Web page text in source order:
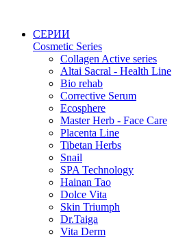
СЕРИИ
Cosmetic Series
Collagen Active series
Altai Sacral - Health Line
Bio rehab
Corrective Serum
Ecosphere
Master Herb - Face Care
Placenta Line
Tibetan Herbs
Snail
SPA Technology
Hainan Tao
Dolce Vita
Skin Triumph
Dr.Taiga
Vita Derm